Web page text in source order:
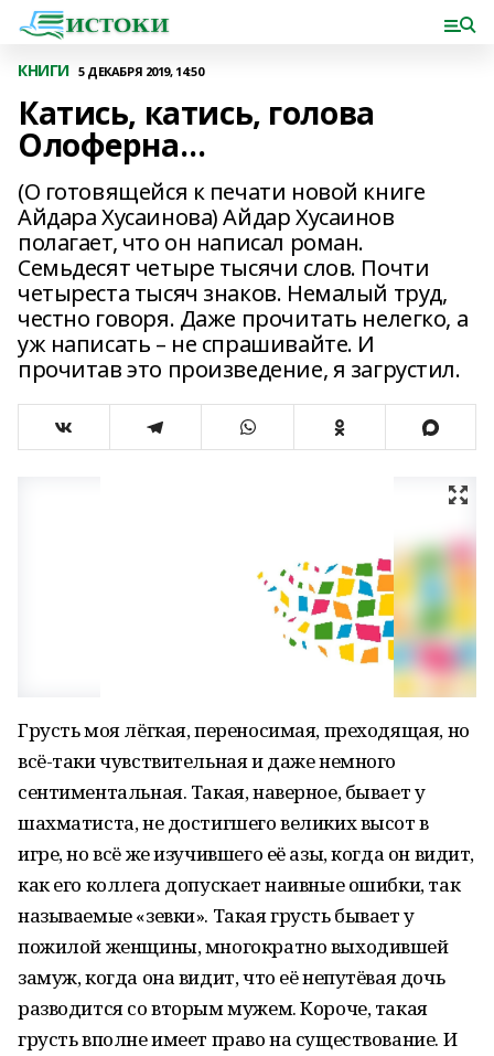
КНИГИ 5 ДЕКАБРЯ 2019, 14:50
Катись, катись, голова
Олоферна…
(О готовящейся к печати новой книге
Айдара Хусаинова) Айдар Хусаинов
полагает, что он написал роман.
Семьдесят четыре тысячи слов. Почти
четыреста тысяч знаков. Немалый труд,
честно говоря. Даже прочитать нелегко, а
уж написать – не спрашивайте. И
прочитав это произведение, я загрустил.
Грусть моя лёгкая, переносимая, преходящая, но
всё-таки чувствительная и даже немного
сентиментальная. Такая, наверное, бывает у
шахматиста, не достигшего великих высот в
игре, но всё же изучившего её азы, когда он видит,
как его коллега допускает наивные ошибки, так
называемые «зевки». Такая грусть бывает у
пожилой женщины, многократно выходившей
замуж, когда она видит, что её непутёвая дочь
разводится со вторым мужем. Короче, такая
грусть вполне имеет право на существование. И